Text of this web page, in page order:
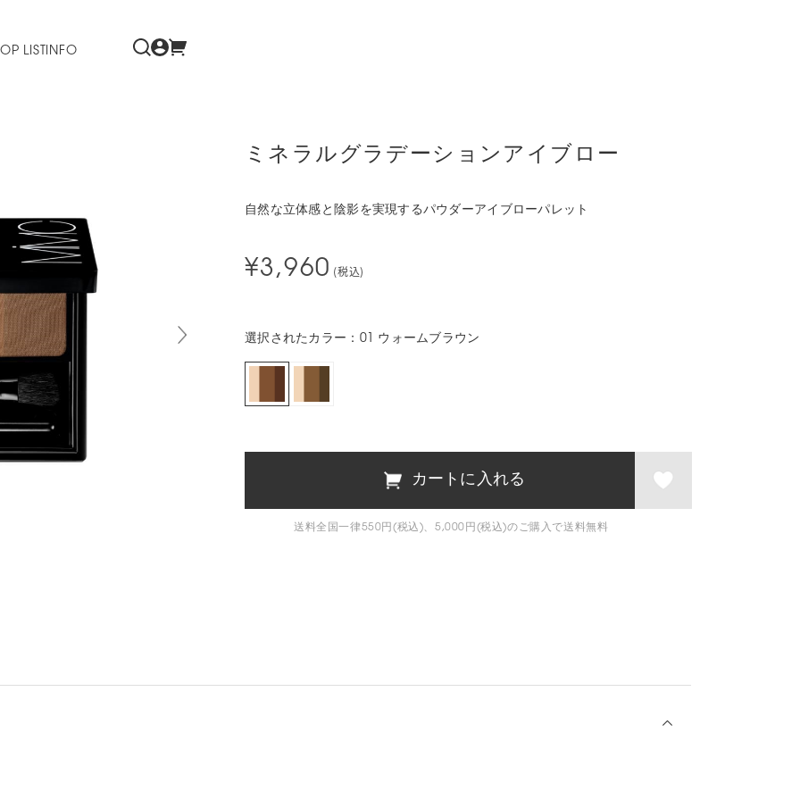
LIST INFO
自然な立体感と陰影を実現するパウダーアイブローパレット
ミネラルグラデーションアイブロー
¥3,960 (税込)
選択されたカラー：01 ウォームブラウン
送料全国一律550円(税込)、5,000円(税込)のご購入で送料無料